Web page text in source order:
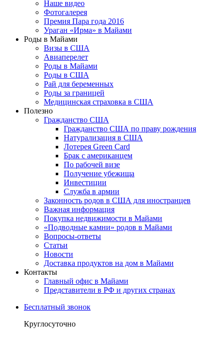
Наше видео
Фотогалерея
Премия Пара года 2016
Ураган «Ирма» в Майами
Роды в Майами
Визы в США
Авиаперелет
Роды в Майами
Роды в США
Рай для беременных
Роды за границей
Медицинская страховка в США
Полезно
Гражданство США
Гражданство США по праву рождения
Натурализация в США
Лотерея Green Card
Брак с американцем
По рабочей визе
Получение убежища
Инвестиции
Служба в армии
Законность родов в США для иностранцев
Важная информация
Покупка недвижимости в Майами
«Подводные камни» родов в Майами
Вопросы-ответы
Статьи
Новости
Доставка продуктов на дом в Майами
Контакты
Главный офис в Майами
Представители в РФ и других странах
Бесплатный звонок
Круглосуточно